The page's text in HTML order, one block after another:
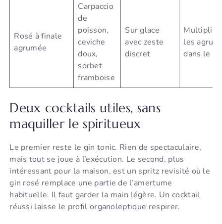
Rosé à finale
agrumée
Carpaccio
de
poisson,
ceviche
doux,
sorbet
framboise
Sur glace
avec zeste
discret
Multiplier
les
dans le
Deux cocktails utiles, sans
maquiller le spiritueux
Le premier reste le gin tonic. Rien de spectaculaire,
mais tout se joue à l’exécution. Le second, plus
intéressant pour la maison, est un spritz revisité où le
gin rosé remplace une partie de l’amertume
habituelle. Il faut garder la main légère. Un cocktail
réussi laisse le profil organoleptique respirer.